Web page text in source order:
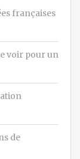
françaises
voir pour un
de